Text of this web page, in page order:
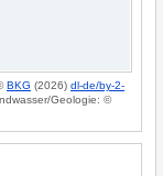
BKG (2026) dl-de/by-2-
Geologie: ©